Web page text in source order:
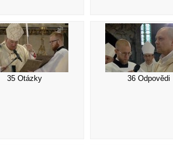
35 Otázky 36 Odpovědi